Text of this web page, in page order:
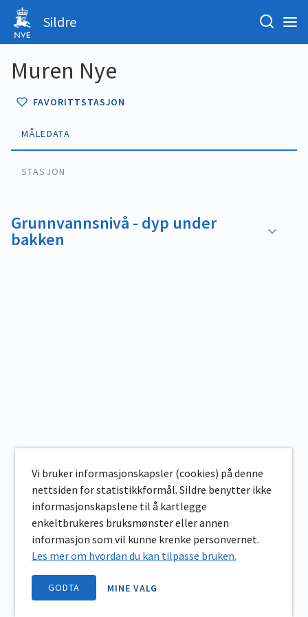
Sildre
Muren Nye
FAVORITTSTASJON
MÅLEDATA
STASJON
Grunnvannsnivå - dyp under
bakken
Vi bruker informasjonskapsler (cookies) på denne
nettsiden for statistikkformål. Sildre benytter ikke
informasjonskapslene til å kartlegge
enkeltbrukeres bruksmønster eller annen
informasjon som vil kunne krenke personvernet.
Les mer om hvordan du kan tilpasse bruken.
GODTA MINE VALG